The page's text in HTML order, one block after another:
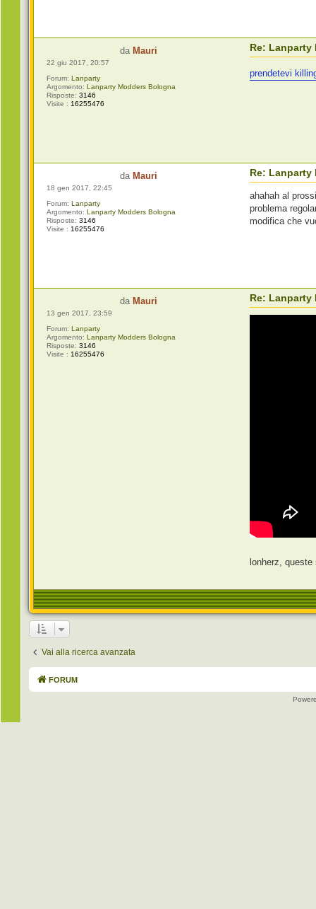
daMauri
22 giu 2017, 20:57
Forum: Lanparty
Argomento: Lanparty Modders Bologna
Risposte: 3146
Visite : 16255476
Re: Lanparty
prendetevi
da Mauri
18 gen 2017, 22:45
Forum: Lanparty
Argomento: Lanparty Modders Bologna
Risposte: 3146
Visite : 16255476
Re: Lanparty
ahahah al
problema
modifica che
da Mauri
13 gen 2017, 23:59
Forum: Lanparty
Argomento: Lanparty Modders Bologna
Risposte: 3146
Visite : 16255476
Re: Lanparty
lonherz,
Vai alla ricerca avanzata
FORUM